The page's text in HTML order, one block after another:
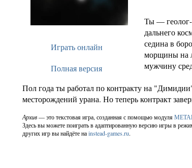
Играть онлайн
Полная версия
Ты — геолог-
дальнего
седина в
морщины на
мужчину
Пол года ты работал по контракту на
Архив— это текстовая игра, созданная с помощью модуля
Здесь вы можете поиграть в адаптированную версию игры в
других игр вы найдёте наinstead-games.ru.